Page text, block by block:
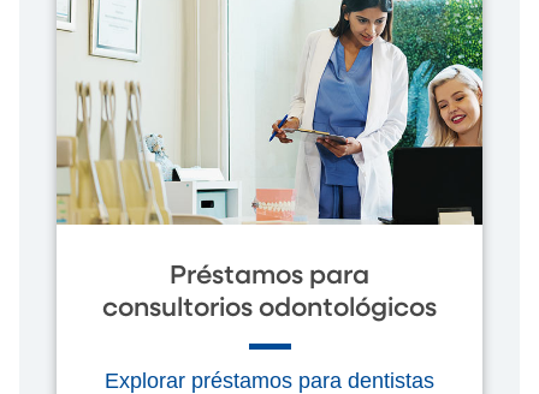
Préstamos para
consultorios odontológicos
Explorar préstamos para dentistas